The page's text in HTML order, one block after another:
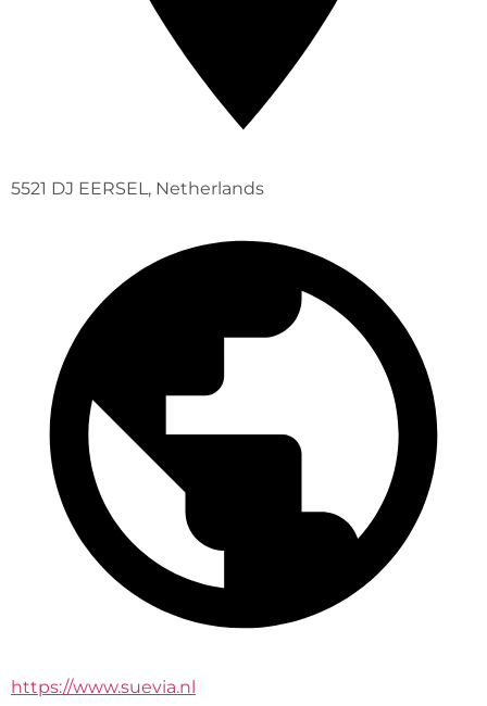
5521 DJ EERSEL, Netherlands
https://www.suevia.nl